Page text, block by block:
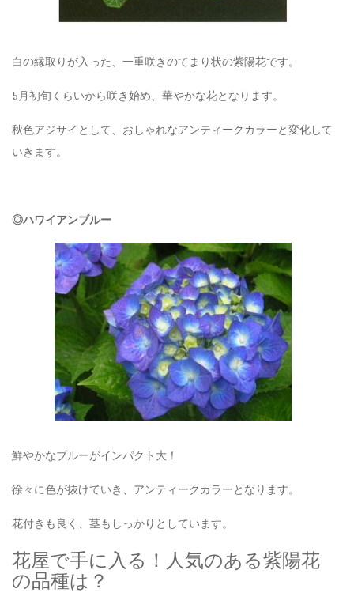
白の縁取りが入った、一重咲きのてまり状の紫陽花です。
5月初旬くらいから咲き始め、華やかな花となります。
秋色アジサイとして、おしゃれなアンティークカラーと変化して
いきます。
◎ハワイアンブルー
鮮やかなブルーがインパクト大！
徐々に色が抜けていき、アンティークカラーとなります。
花付きも良く、茎もしっかりとしています。
花屋で手に入る！人気のある紫陽花
の品種は？